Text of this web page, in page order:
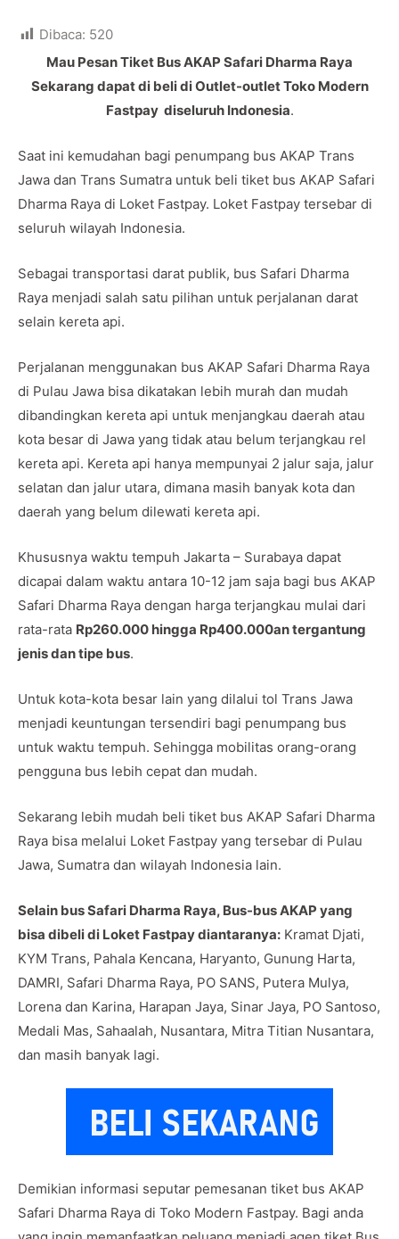
Dibaca: 520
Mau Pesan Tiket Bus AKAP Safari Dharma Raya
Sekarang dapat di beli di Outlet-outlet Toko Modern
Fastpay diseluruh Indonesia.
Saat ini kemudahan bagi penumpang bus AKAP Trans
Jawa dan Trans Sumatra untuk beli tiket bus AKAP Safari
Dharma Raya di Loket Fastpay. Loket Fastpay tersebar di
seluruh wilayah Indonesia.
Sebagai transportasi darat publik, bus Safari Dharma
Raya menjadi salah satu pilihan untuk perjalanan darat
selain kereta api.
Perjalanan menggunakan bus AKAP Safari Dharma Raya
di Pulau Jawa bisa dikatakan lebih murah dan mudah
dibandingkan kereta api untuk menjangkau daerah atau
kota besar di Jawa yang tidak atau belum terjangkau rel
kereta api. Kereta api hanya mempunyai 2 jalur saja, jalur
selatan dan jalur utara, dimana masih banyak kota dan
daerah yang belum dilewati kereta api.
Khususnya waktu tempuh Jakarta – Surabaya dapat
dicapai dalam waktu antara 10-12 jam saja bagi bus AKAP
Safari Dharma Raya dengan harga terjangkau mulai dari
rata-rata Rp260.000 hingga Rp400.000an tergantung
jenis dan tipe bus.
Untuk kota-kota besar lain yang dilalui tol Trans Jawa
menjadi keuntungan tersendiri bagi penumpang bus
untuk waktu tempuh. Sehingga mobilitas orang-orang
pengguna bus lebih cepat dan mudah.
Sekarang lebih mudah beli tiket bus AKAP Safari Dharma
Raya bisa melalui Loket Fastpay yang tersebar di Pulau
Jawa, Sumatra dan wilayah Indonesia lain.
Selain bus Safari Dharma Raya, Bus-bus AKAP yang
bisa dibeli di Loket Fastpay diantaranya: Kramat Djati,
KYM Trans, Pahala Kencana, Haryanto, Gunung Harta,
DAMRI, Safari Dharma Raya, PO SANS, Putera Mulya,
Lorena dan Karina, Harapan Jaya, Sinar Jaya, PO Santoso,
Medali Mas, Sahaalah, Nusantara, Mitra Titian Nusantara,
dan masih banyak lagi.
Demikian informasi seputar pemesanan tiket bus AKAP
Safari Dharma Raya di Toko Modern Fastpay. Bagi anda